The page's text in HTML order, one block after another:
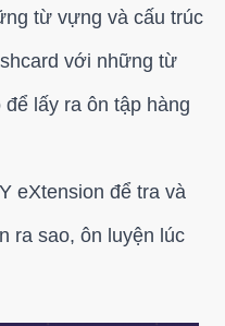
từ vựng và cấu trúc
với những từ
lấy ra ôn tập hàng
eXtension để tra và
ra sao, ôn luyện lúc